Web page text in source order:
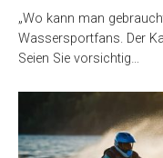
„Wo kann man
Wassersportfans. Der
Seien Sie vorsichtig…